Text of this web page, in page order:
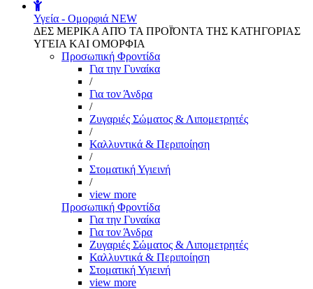
Υγεία - Ομορφιά NEW
ΔΕΣ ΜΕΡΙΚΑ ΑΠΌ ΤΑ ΠΡΟΪΌΝΤΑ ΤΗΣ ΚΑΤΗΓΟΡΙΑΣ
ΥΓΕΙΑ ΚΑΙ ΟΜΟΡΦΙΑ
Προσωπική Φροντίδα
Για την Γυναίκα
/
Για τον Άνδρα
/
Ζυγαριές Σώματος & Λιπομετρητές
/
Καλλυντικά & Περιποίηση
/
Στοματική Υγιεινή
/
view more
Προσωπική Φροντίδα
Για την Γυναίκα
Για τον Άνδρα
Ζυγαριές Σώματος & Λιπομετρητές
Καλλυντικά & Περιποίηση
Στοματική Υγιεινή
view more